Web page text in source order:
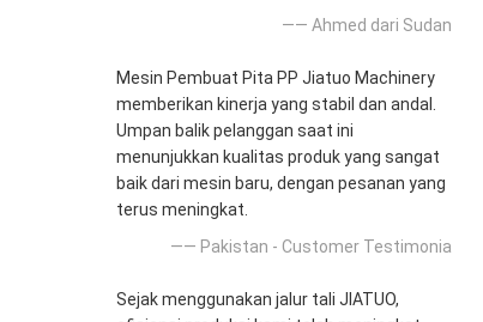
—— Ahmed dari Sudan
Mesin Pembuat Pita PP Jiatuo Machinery
memberikan kinerja yang stabil dan andal.
Umpan balik pelanggan saat ini
menunjukkan kualitas produk yang sangat
baik dari mesin baru, dengan pesanan yang
terus meningkat.
—— Pakistan - Customer Testimonia
Sejak menggunakan jalur tali JIATUO,